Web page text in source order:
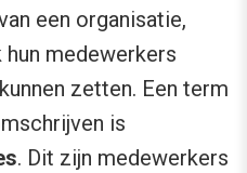
een organisatie,
medewerkers
zetten. Een term
is
. Dit zijn medewerkers